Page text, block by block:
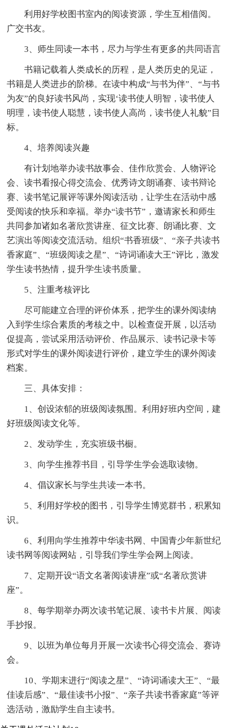
利用好学校图书室内的阅读资源，学生互相借阅。
广交书友。
3、师生同读一本书，尽力与学生有更多的共同语言
书籍记载着人类成长的历程，是人类历史的见证，
书籍是人类进步的阶梯。在读中构成“与书为伴”、“与书
为友”的良好读书风尚，实现‘读书使人明智，读书使人
明理，读书使人聪慧，读书使人高尚，读书使人礼貌”目
标。
4、培养阅读兴趣
有计划地举办读书故事会、佳作欣赏会、人物评论
会、读书看报心得交流会、优秀诗文朗诵赛、读书辩论
赛、读书笔记展评等课外阅读活动，让学生在活动中感
受阅读的快乐和幸福。举办“读书节”，邀请家长和师生
共同参加诸如名著欣赏讲座、征文比赛、朗诵比赛、文
艺演出等阅读交流活动。组织“书香班级”、“亲子共读书
香家庭”、“班级阅读之星”、“诗词诵读大王”评比，激发
学生读书热情，提升学生读书质量。
5、注重考核评比
尽可能建立合理的评价体系，把学生的课外阅读纳
入到学生综合素质的考核之中。以检查促开展，以活动
促提高，尝试采用活动评价、作品展示、读书记录卡等
形式对学生的课外阅读进行评价，建立学生的课外阅读
档案。
三、具体安排：
1、创设浓郁的班级阅读氛围。利用好班内空间，建
好班级阅读文化等。
2、发动学生，充实班级书橱。
3、向学生推荐书目，引导学生学会选取读物。
4、倡议家长与学生共读一本书。
5、利用好学校的图书，引导学生博览群书，积累知
识。
6、利用向学生推荐中华读书网、中国青少年新世纪
读书网等阅读网站，引导我们学生学会网上阅读。
7、定期开设“语文名著阅读讲座”或“名著欣赏讲
座”。
8、每学期举办两次读书笔记展、读书卡片展、阅读
手抄报。
9、以班为单位每月开展一次读书心得交流会、赛诗
会。
10、学期末进行“阅读之星”、“诗词诵读大王”、“最
佳读后感”、“最佳读书小报”、“亲子共读书香家庭”等评
选活动，激励学生自主读书。